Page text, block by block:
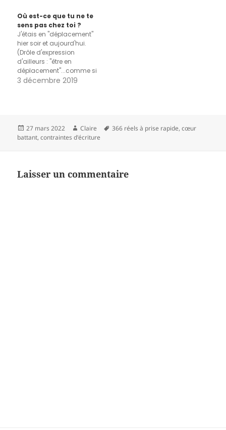
powerpoint. Revenons à
nos moutons, cet exercice
de bilannée consiste à
extraire des choses faites,
vécues, ce…
Où est-ce que tu ne te
sens pas chez toi ?
J'étais en "déplacement"
hier soir et aujourd'hui.
(Drôle d'expression
d'ailleurs : "être en
déplacement"...comme si
on nous avait bougé
exceptionnel même. Le
concept de ce lieu, c'est
que tout est fait pour…
3 décembre 2019
Publié
le
27 mars 2022 Auteur
Claire
Mots-
366 réels à prise rapide,cœur
battant,contraintes d'écriture
Laisser un commentaire